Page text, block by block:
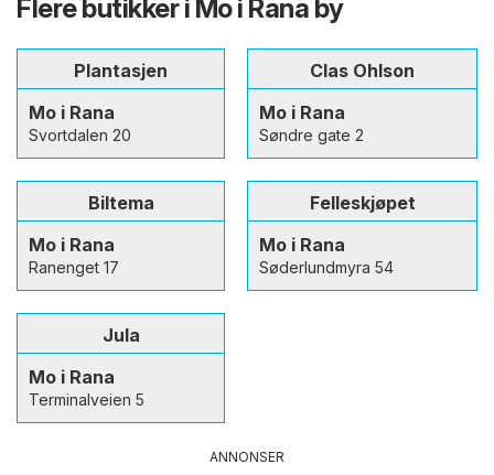
Flere butikker i Mo i Rana by
Plantasjen
Mo i Rana
Svortdalen 20
Clas Ohlson
Mo i Rana
Søndre gate 2
Biltema
Mo i Rana
Ranenget 17
Felleskjøpet
Mo i Rana
Søderlundmyra 54
Jula
Mo i Rana
Terminalveien 5
ANNONSER